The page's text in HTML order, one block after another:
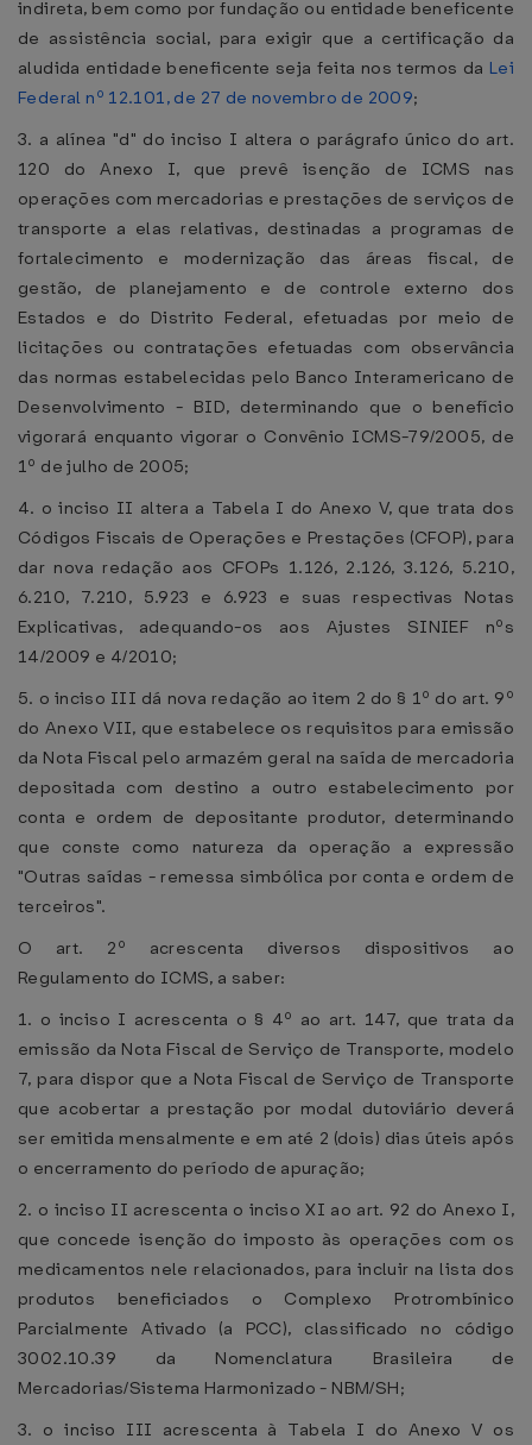
indireta, bem como por fundação ou entidade beneficente
de assistência social, para exigir que a certificação da
aludida entidade beneficente seja feita nos termos da Lei
Federal nº 12.101, de 27 de novembro de 2009;
3. a alínea "d" do inciso I altera o parágrafo único do art.
120 do Anexo I, que prevê isenção de ICMS nas
operações com mercadorias e prestações de serviços de
transporte a elas relativas, destinadas a programas de
fortalecimento e modernização das áreas fiscal, de
gestão, de planejamento e de controle externo dos
Estados e do Distrito Federal, efetuadas por meio de
licitações ou contratações efetuadas com observância
das normas estabelecidas pelo Banco Interamericano de
Desenvolvimento - BID, determinando que o benefício
vigorará enquanto vigorar o Convênio ICMS-79/2005, de
1º de julho de 2005;
4. o inciso II altera a Tabela I do Anexo V, que trata dos
Códigos Fiscais de Operações e Prestações (CFOP), para
dar nova redação aos CFOPs 1.126, 2.126, 3.126, 5.210,
6.210, 7.210, 5.923 e 6.923 e suas respectivas Notas
Explicativas, adequando-os aos Ajustes SINIEF nºs
14/2009 e 4/2010;
5. o inciso III dá nova redação ao item 2 do § 1º do art. 9º
do Anexo VII, que estabelece os requisitos para emissão
da Nota Fiscal pelo armazém geral na saída de mercadoria
depositada com destino a outro estabelecimento por
conta e ordem de depositante produtor, determinando
que conste como natureza da operação a expressão
"Outras saídas - remessa simbólica por conta e ordem de
terceiros".
O art. 2º acrescenta diversos dispositivos ao
Regulamento do ICMS, a saber:
1. o inciso I acrescenta o § 4º ao art. 147, que trata da
emissão da Nota Fiscal de Serviço de Transporte, modelo
7, para dispor que a Nota Fiscal de Serviço de Transporte
que acobertar a prestação por modal dutoviário deverá
ser emitida mensalmente e em até 2 (dois) dias úteis após
o encerramento do período de apuração;
2. o inciso II acrescenta o inciso XI ao art. 92 do Anexo I,
que concede isenção do imposto às operações com os
medicamentos nele relacionados, para incluir na lista dos
produtos beneficiados o Complexo Protrombínico
Parcialmente Ativado (a PCC), classificado no código
3002.10.39 da Nomenclatura Brasileira de
Mercadorias/Sistema Harmonizado - NBM/SH;
3. o inciso III acrescenta à Tabela I do Anexo V os